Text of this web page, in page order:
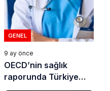
GENEL
9 ay önce
OECD’nin sağlık
raporunda Türkiye
sonuncu oldu